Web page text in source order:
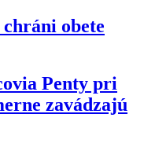
chráni obete
Penty pri
zavádzajú